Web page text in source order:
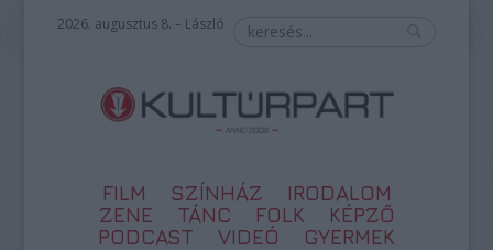
2026. augusztus 8. – László
FILM SZÍNHÁZ
IRODALOM
ZENE
TÁNC FOLK
KÉPZŐ
PODCAST
VIDEÓ GYERMEK